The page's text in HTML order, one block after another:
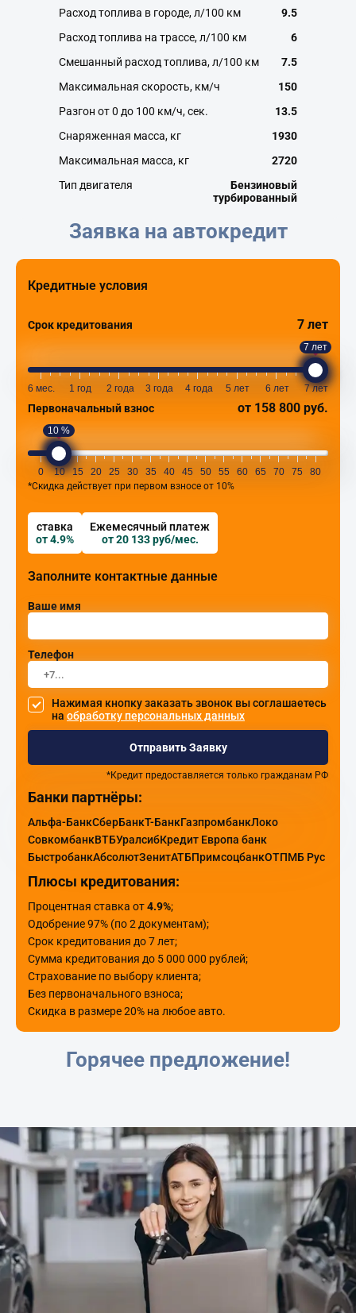
Расход топлива в городе, л/100 км
Расход топлива на трассе, л/100 км
Смешанный расход топлива, л/100 км
Максимальная скорость, км/ч
Разгон от 0 до 100 км/ч, сек.
Снаряженная масса, кг
Максимальная масса, кг
Тип двигателя
9.5
6
7.5
150
13.5
1930
2720
Бензиновый
турбированный
Заявка на автокредит
Кредитные условия
Срок кредитования 7 лет
7 лет
6 мес. 1 год 2 года 3 года 4 года 5 лет 6 лет 7 лет
Первоначальный взнос от 158 800 руб.
10 %
0 10 15 20 25 30 35 40 45 50 55 60 65 70 75
80
*Скидка действует при первом взносе от 10%
ставка
от 4.9%
Ежемесячный платеж
от 20 133 руб/мес.
Заполните контактные данные
Ваше имя
Телефон
Нажимая кнопку заказать звонок вы соглашаетесь
на обработку персональных данных
Отправить Заявку
*Кредит предоставляется только гражданам РФ
Банки партнёры:
Альфа-БанкСберБанкТ-БанкГазпромбанкЛоко
СовкомбанкВТБУралсибКредит Европа банк
БыстробанкАбсолютЗенитАТБПримсоцбанкОТПМБ Рус
Плюсы кредитования:
Процентная ставка от4.9%;
Одобрение 97% (по 2 документам);
Срок кредитования до 7 лет;
Сумма кредитования до 5 000 000 рублей;
Страхование по выбору клиента;
Без первоначального взноса;
Скидка в размере 20% на любое авто.
Горячее предложение!
Трудно принять решение?
самые выгодные условия!
Купить новый
в кредит от
₽/мес.
от1 588 000₽
Нажимая кнопку заказать звонок вы соглашаетесь на